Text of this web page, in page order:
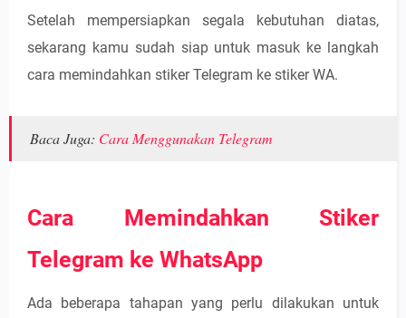
Setelah mempersiapkan segala kebutuhan diatas,
sekarang kamu sudah siap untuk masuk ke langkah
cara memindahkan stiker Telegram ke stiker WA.
Baca Juga: Cara Menggunakan Telegram
Cara Memindahkan Stiker
Telegram ke WhatsApp
Ada beberapa tahapan yang perlu dilakukan untuk